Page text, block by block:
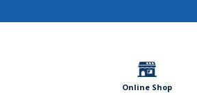
Online Shop